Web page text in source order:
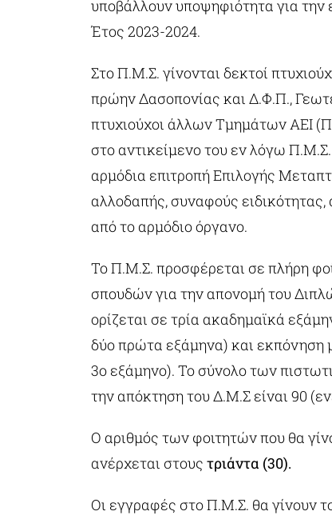
υποβάλλουν υποψηφιότητα για
Έτος 2023-2024.
Στο Π.Μ.Σ. γίνονται δεκτοί
πρώην Δασοπονίας και Δ.Φ.Π.,
πτυχιούχοι άλλων Τμημάτων ΑΕΙ
στο αντικείμενο του εν λόγω
αρμόδια επιτροπή Επιλογής
αλλοδαπής, συναφούς ειδικότητας,
από το αρμόδιο όργανο.
Το Π.Μ.Σ. προσφέρεται σε πλήρη
σπουδών για την απονομή του
ορίζεται σε τρία ακαδημαϊκά
δύο πρώτα εξάμηνα) και εκπόνηση
3ο εξάμηνο). Το σύνολο των
την απόκτηση του Δ.Μ.Σ είναι 90
Ο αριθμός των φοιτητών που θα
ανέρχεται στους τριάντα (30).
Οι εγγραφές στο Π.Μ.Σ. θα γίνουν